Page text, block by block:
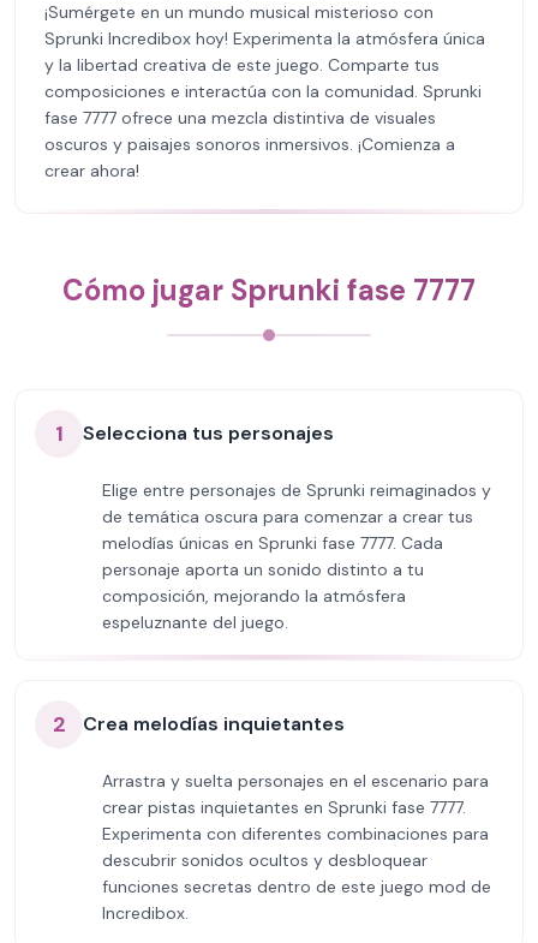
¡Sumérgete en un mundo musical misterioso con
Sprunki Incredibox hoy! Experimenta la atmósfera única
y la libertad creativa de este juego. Comparte tus
composiciones e interactúa con la comunidad. Sprunki
fase 7777 ofrece una mezcla distintiva de visuales
oscuros y paisajes sonoros inmersivos. ¡Comienza a
crear ahora!
Cómo jugar Sprunki fase 7777
1 Selecciona tus personajes
Elige entre personajes de Sprunki reimaginados y
de temática oscura para comenzar a crear tus
melodías únicas en Sprunki fase 7777. Cada
personaje aporta un sonido distinto a tu
composición, mejorando la atmósfera
espeluznante del juego.
2 Crea melodías inquietantes
Arrastra y suelta personajes en el escenario para
crear pistas inquietantes en Sprunki fase 7777.
Experimenta con diferentes combinaciones para
descubrir sonidos ocultos y desbloquear
funciones secretas dentro de este juego mod de
Incredibox.